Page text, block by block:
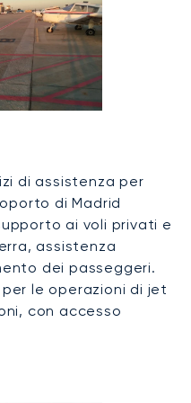
di assistenza per
di Madrid
ai voli privati e
assistenza
dei passeggeri.
le operazioni di jet
con accesso